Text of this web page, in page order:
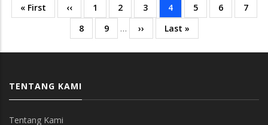
Pagination
First
page
« First
Previous
page
‹‹ Page
1 Page
2 Page
3
Current
page
4 Page
5 Page
6 Page
7
Page
8 Page
9 …
Next
page
››
Last
page
Last »
TENTANG KAMI
Tentang Kami